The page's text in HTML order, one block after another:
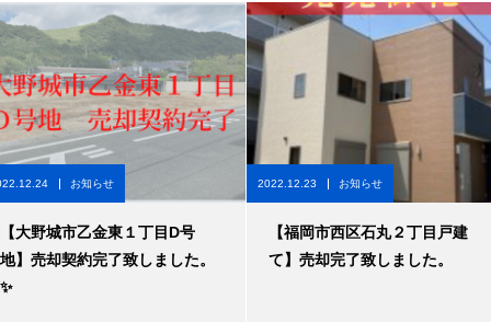
お知らせ
【大野城市乙金東１丁目D号
地】売却契約完了致しました。
✨
2022.12.23 お知らせ
【福岡市西区石丸２丁目戸建
て】売却完了致しました。